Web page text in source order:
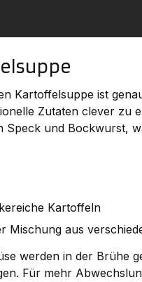
Kartoffelsuppe ist
Zutaten clever zu
Speck und Bockwurst,
Kartoffeln
Mischung aus
werden in der Brühe
Für mehr